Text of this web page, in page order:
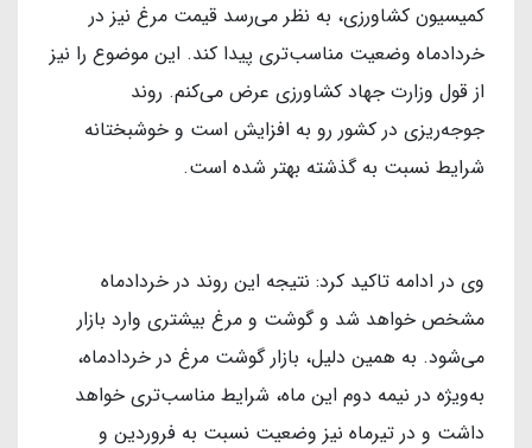
کمیسیون کشاورزی، به نظر می‌رسد قیمت مرغ نیز در
خردادماه وضعیت مناسب‌تری پیدا کند. این موضوع را نیز
از قول وزارت جهاد کشاورزی عرض می‌کنم. روند
جوجه‌ریزی در کشور رو به افزایش است و خوشبختانه
شرایط نسبت به گذشته بهتر شده است.
وی در ادامه تاکید کرد: نتیجه این روند در خردادماه
مشخص خواهد شد و گوشت و مرغ بیشتری وارد بازار
می‌شود. به همین دلیل، بازار گوشت مرغ در خردادماه،
به‌ویژه در نیمه دوم این ماه، شرایط مناسب‌تری خواهد
داشت و در تیرماه نیز وضعیت نسبت به فروردین و